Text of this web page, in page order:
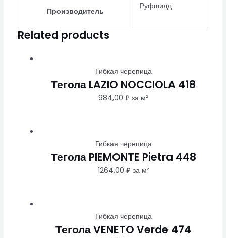
Производитель
Руфшилд
Related products
Гибкая черепица
Тегола LAZIO NOCCIOLA 418
984,00₽ за м²
Гибкая черепица
Тегола PIEMONTE Pietra 448
1264,00 ₽ за м²
Гибкая черепица
Тегола VENETO Verde 474